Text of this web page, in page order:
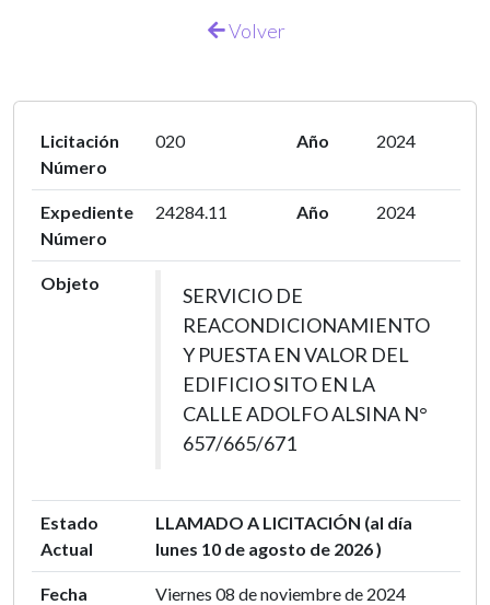
Volver
Licitación
Número
020 Año 2024
Expediente
Número
24284.11 Año 2024
Objeto
SERVICIO DE
REACONDICIONAMIENTO
Y PUESTA EN VALOR DEL
EDIFICIO SITO EN LA
CALLE ADOLFO ALSINA N°
657/665/671
Estado
Actual
LLAMADO A LICITACIÓN (al día
lunes 10 de agosto de 2026 )
Fecha
Viernes 08 de noviembre de 2024